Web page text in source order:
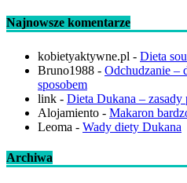
Najnowsze komentarze
kobietyaktywne.pl - Dieta
Bruno1988 - Odchudzanie –
sposobem
link - Dieta Dukana – zasady
Alojamiento - Makaron
Leoma - Wady diety Dukana
Archiwa